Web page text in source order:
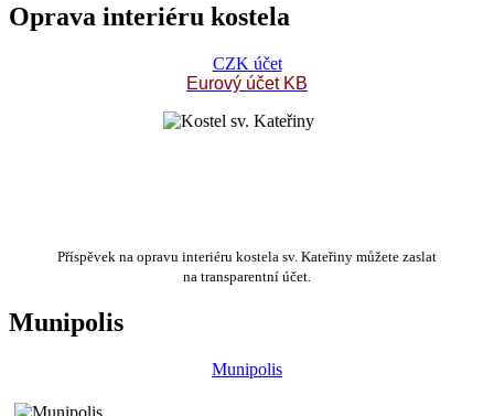
Oprava interiéru kostela
CZK účet
Eurový účet KB
Příspěvek na opravu interiéru kostela sv. Kateřiny můžete zaslat
na transparentní účet.
Munipolis
Munipolis